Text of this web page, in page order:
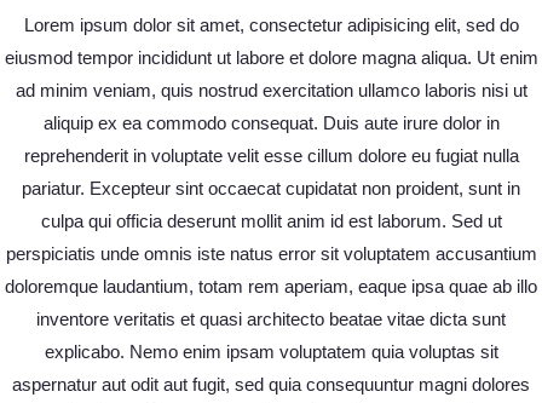
Lorem ipsum dolor sit amet, consectetur adipisicing elit, sed do
eiusmod tempor incididunt ut labore et dolore magna aliqua. Ut enim
ad minim veniam, quis nostrud exercitation ullamco laboris nisi ut
aliquip ex ea commodo consequat. Duis aute irure dolor in
reprehenderit in voluptate velit esse cillum dolore eu fugiat nulla
pariatur. Excepteur sint occaecat cupidatat non proident, sunt in
culpa qui officia deserunt mollit anim id est laborum. Sed ut
perspiciatis unde omnis iste natus error sit voluptatem accusantium
doloremque laudantium, totam rem aperiam, eaque ipsa quae ab illo
inventore veritatis et quasi architecto beatae vitae dicta sunt
explicabo. Nemo enim ipsam voluptatem quia voluptas sit
aspernatur aut odit aut fugit, sed quia consequuntur magni dolores